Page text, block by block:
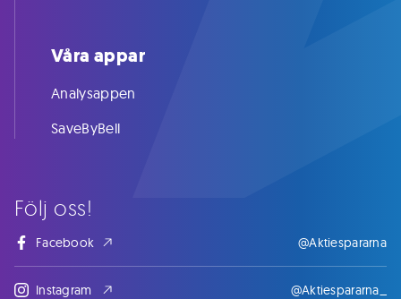
Följ oss!
Facebook @Aktiespararna
Instagram @Aktiespararna_
Våra appar
Analysappen
SaveByBell